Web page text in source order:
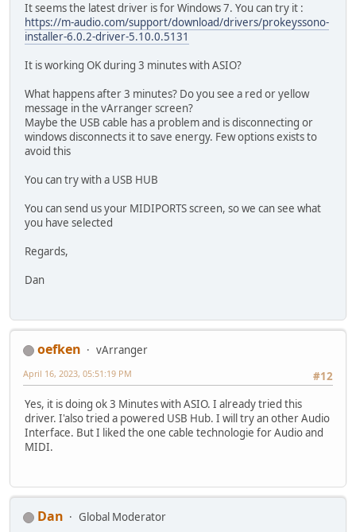
It seems the latest driver is for Windows 7. You can try it :
https://m-audio.com/support/download/drivers/prokeyssono-
installer-6.0.2-driver-5.10.0.5131
It is working OK during 3 minutes with ASIO?
What happens after 3 minutes? Do you see a red or yellow
message in the vArranger screen?
Maybe the USB cable has a problem and is disconnecting or
windows disconnects it to save energy. Few options exists to
avoid this
You can try with a USB HUB
You can send us your MIDIPORTS screen, so we can see what
you have selected
Regards,
Dan
oefken
vArranger
#12
April 16, 2023, 05:51:19 PM
Yes, it is doing ok 3 Minutes with ASIO. I already tried this
driver. I'also tried a powered USB Hub. I will try an other Audio
Interface. But I liked the one cable technologie for Audio and
MIDI.
Dan Global Moderator